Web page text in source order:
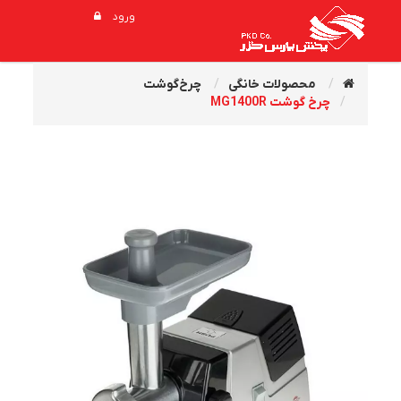
ورود
محصولات خانگی
چرخ‌گوشت
چرخ گوشت MG1400R